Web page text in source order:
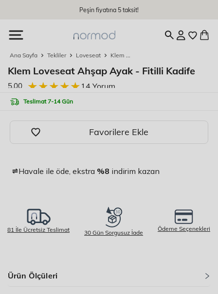
Peşin fiyatına 5 taksit!
Ana Sayfa Tekliler Loveseat Klem ...
Klem Loveseat Ahşap Ayak - Fitilli Kadife
5.00 ★★★★★
★★★★★ 14 Yorum
Teslimat 7-14 Gün
Havale ile öde, ekstra %8 indirim kazan
81 İle Ücretsiz Teslimat 30 Gün Sorgusuz İade
Ödeme Seçenekleri
Ürün Ölçüleri